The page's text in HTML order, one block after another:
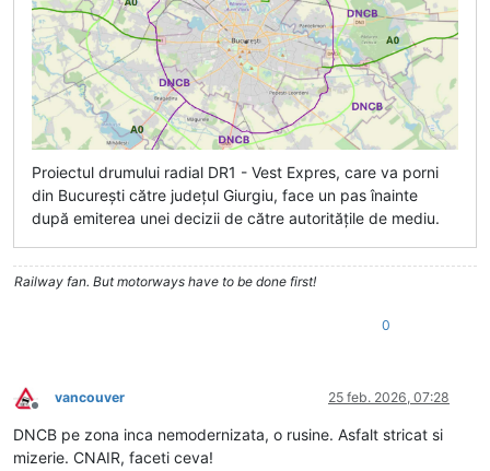
Proiectul drumului radial DR1 - Vest Expres, care va porni
din București către județul Giurgiu, face un pas înainte
după emiterea unei decizii de către autoritățile de mediu.
Railway fan. But motorways have to be done first!
0
Deconectat
vancouver 25 feb. 2026, 07:28
DNCB pe zona inca nemodernizata, o rusine. Asfalt stricat si
mizerie. CNAIR, faceti ceva!